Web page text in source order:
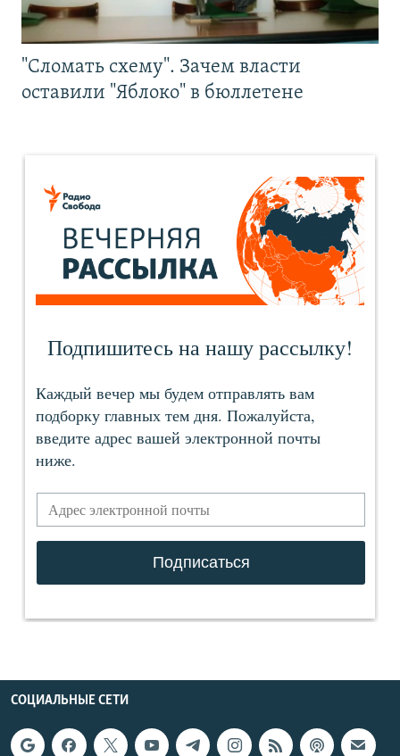
"Сломать схему". Зачем власти
оставили "Яблоко" в бюллетене
СОЦИАЛЬНЫЕ СЕТИ